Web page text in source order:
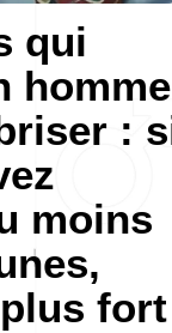
qui
homme
:
moins
fort